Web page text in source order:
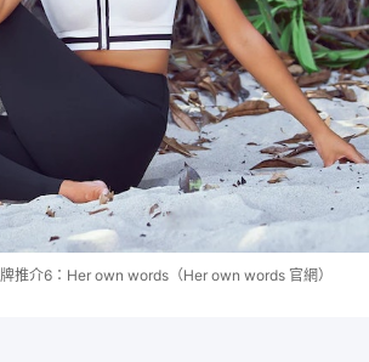
推介6：Her own words（Her own words 官網）